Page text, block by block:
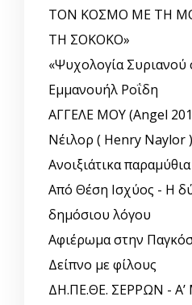
ΤΟΝ ΚΟΣΜΟ ΜΕ ΤΗ
ΤΗ ΣΟΚΟΚΟ»
«Ψυχολογία Συριανού
Εμμανουήλ Ροΐδη
ΑΓΓΕΛΕ ΜΟΥ (Angel
Νέιλορ ( Henry Naylor )
Ανοιξιάτικα
Από Θέση Ισχύος - Η
δημόσιου λόγου
Αφιέρωμα στην
Δείπνο με φίλους
ΔΗ.ΠΕ.ΘΕ. ΣΕΡΡΩΝ -